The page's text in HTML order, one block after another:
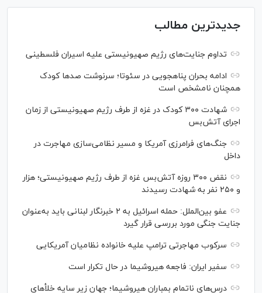
جدیدترین مطالب
تداوم جنایت‌های رژیم صهیونیستی علیه اسیران فلسطینی
ادامه بحران پناهجویی در سئوتا؛ سرنوشت صدها کودک
همچنان نامشخص است
شهادت ۳۰۰ کودک در غزه از طرف رژیم صهیونیستی از زمان
اجرای آتش‌بس
جنگ‌های فرامرزی آمریکا و مسیر نظامی‌سازی مهاجرت در
داخل
نقض ۳۰۰ روزه آتش‌بس غزه از طرف رژیم صهیونیستی؛ هزار
و ۲۵۰ نفر به شهادت رسیدند
عفو بین‌الملل: حمله اسرائیل به ۲ خبرنگار لبنانی باید به‌عنوان
جنایت جنگی مورد بررسی قرار گیرد
سرکوب مهاجرتی ترامپ علیه خانواده نظامیان آمریکایی
سفیر ایران: فاجعه هیروشیما در حال تکرار است
درس‌های ناتمام بمباران هیروشیما؛ جهان زیر سایه خلأ‌های